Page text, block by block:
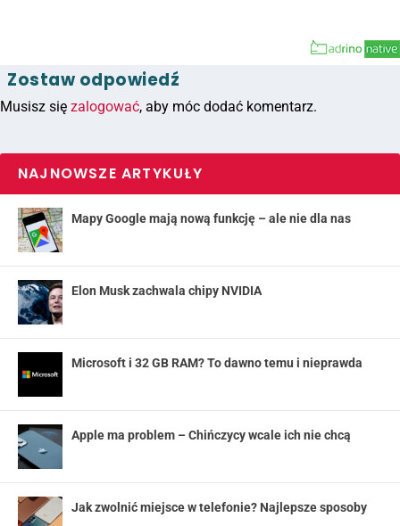
Zostaw odpowiedź
Musisz się zalogować, aby móc dodać komentarz.
NAJNOWSZE ARTYKUŁY
Mapy Google mają nową funkcję – ale nie dla nas
Elon Musk zachwala chipy NVIDIA
Microsoft i 32 GB RAM? To dawno temu i nieprawda
Apple ma problem – Chińczycy wcale ich nie chcą
Jak zwolnić miejsce w telefonie? Najlepsze sposoby